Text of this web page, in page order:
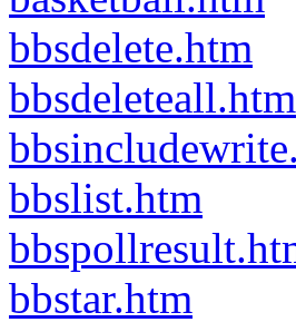
bbsdelete.htm
bbsdeleteall.htm
bbslist.htm
bbstar.htm